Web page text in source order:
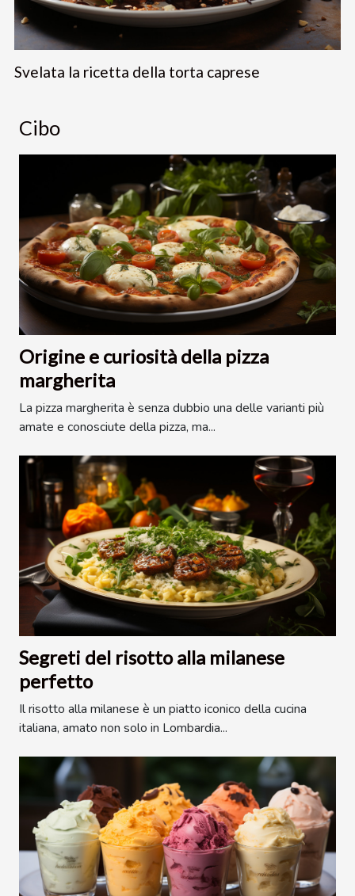
Svelata la ricetta della torta caprese
Cibo
Origine e curiosità della pizza
margherita
La pizza margherita è senza dubbio una delle varianti più
amate e conosciute della pizza, ma...
Segreti del risotto alla milanese
perfetto
Il risotto alla milanese è un piatto iconico della cucina
italiana, amato non solo in Lombardia...